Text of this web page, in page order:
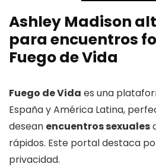
Ashley Madison
para encuentros
Fuego de Vida
Fuego de Vida es una
España y América Latina,
desean encuentros sexuales
rápidos. Este portal destaca
privacidad.